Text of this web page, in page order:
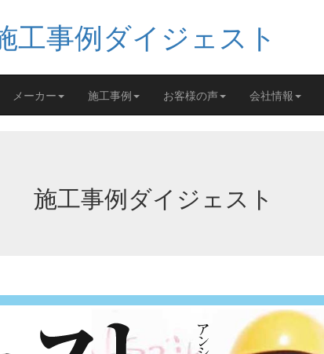
メーカー 施工事例 お客様の声 会社情報
施工事例ダイジェスト